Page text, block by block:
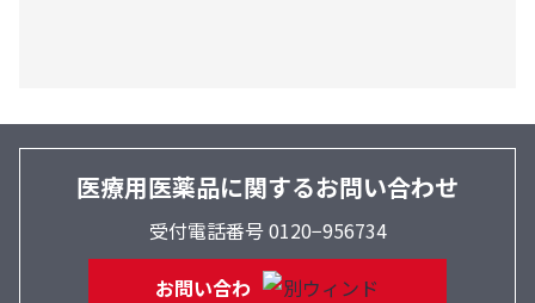
医療用医薬品に関するお問い合わせ
受付電話番号 0120−956734
お問い合わ